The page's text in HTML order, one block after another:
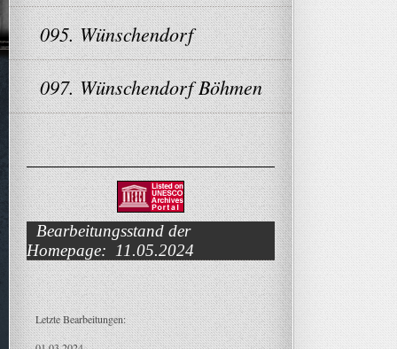
095. Wünschendorf
097. Wünschendorf Böhmen
Bearbeitungsstand der
Homepage: 11.05.2024
Letzte Bearbeitungen: